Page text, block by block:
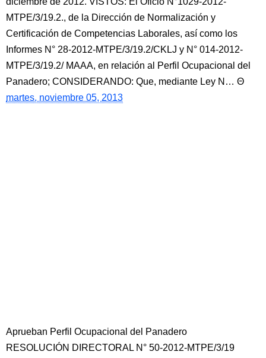
MTPE/3/19.2., de la Dirección de Normalización y
Certificación de Competencias Laborales, así como los
Informes N° 28-2012-MTPE/3/19.2/CKLJ y N° 014-2012-
MTPE/3/19.2/ MAAA, en relación al Perfil Ocupacional del
Panadero; CONSIDERANDO: Que, mediante Ley N…
martes, noviembre 05, 2013
Aprueban Perfil Ocupacional del Panadero
RESOLUCIÓN DIRECTORAL N° 50-2012-MTPE/3/19